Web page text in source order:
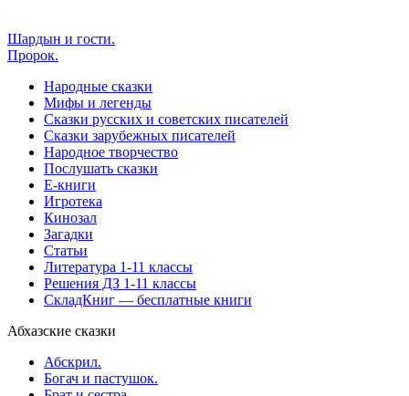
Шардын и гости.
Пророк.
Народные сказки
Мифы и легенды
Сказки русских и советских писателей
Сказки зарубежных писателей
Народное творчество
Послушать сказки
Е-книги
Игротека
Кинозал
Загадки
Статьи
Литература 1-11 классы
Решения ДЗ 1-11 классы
СкладКниг — бесплатные книги
Абхазские сказки
Абскрил.
Богач и пастушок.